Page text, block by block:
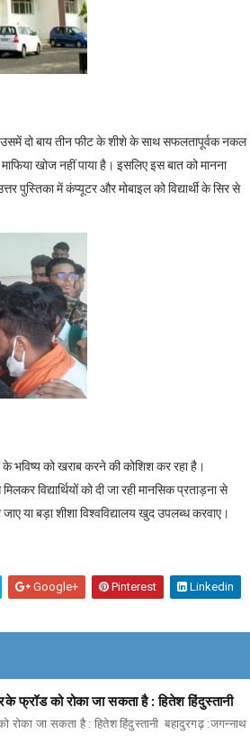
उसमें दो बाय तीन फीट के शीशे के साथ सफलतापूर्वक नकल
खोज नहीं पाया है। इसलिए इस बात को मानना
पुस्तिका में कंप्यूटर और मोबाइल को विद्यार्थी के सिर से
के भविष्य को खराब करने की कोशिश कर रहा है।
विद्यार्थियों को दी जा रही मानसिक प्रताड़ना से
या बड़ा शीशा विश्वविद्यालय खुद उपलब्ध करवाए।
Google+ Pinterest Linkedin
फ्रॉड को रोका जा सकता है : हितेश हिंदुस्तानी
जा सकता है : हितेश हिंदुस्तानी बहादुरगढ़ :जगन्नाथ